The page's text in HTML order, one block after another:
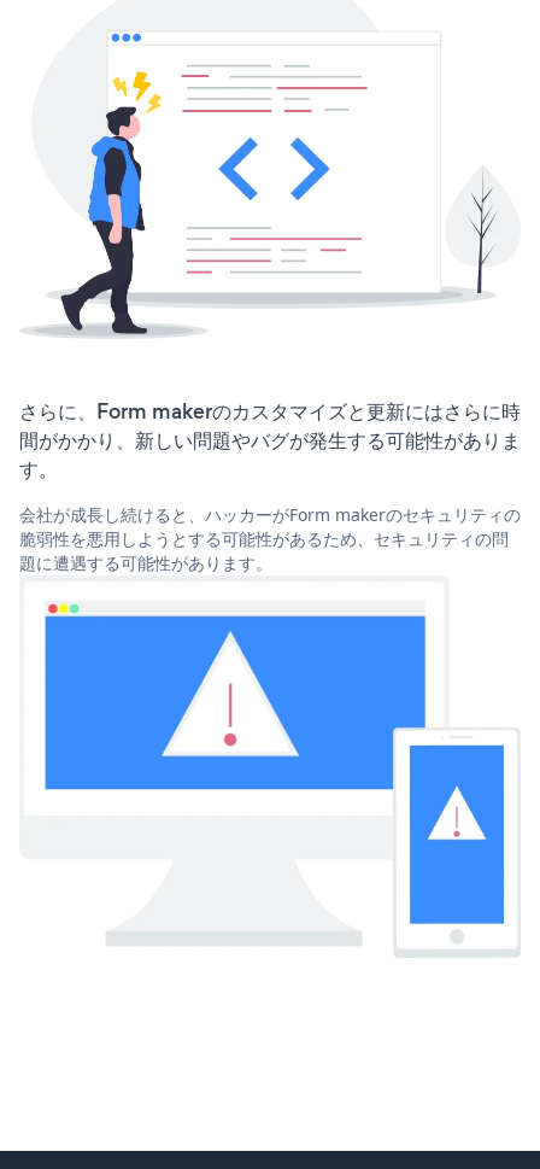
さらに、Form makerのカスタマイズと更新にはさらに時
間がかかり、新しい問題やバグが発生する可能性がありま
す。
会社が成長し続けると、ハッカーがForm makerのセキュリティの
脆弱性を悪用しようとする可能性があるため、セキュリティの問
題に遭遇する可能性があります。